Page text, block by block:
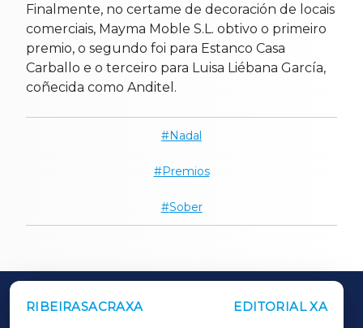
Finalmente, no certame de decoración de locais
comerciais, Mayma Moble S.L. obtivo o primeiro
premio, o segundo foi para Estanco Casa
Carballo e o terceiro para Luisa Liébana García,
coñecida como Anditel.
Nadal
Premios
Sober
RIBEIRASACRAXA EDITORIAL XA
OUTROS PERIÓDICOS